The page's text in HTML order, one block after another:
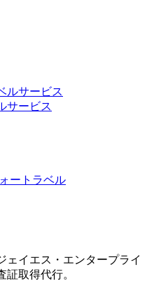
サービス
ートラベル
ェイエス・エンタープライ
取得代行。